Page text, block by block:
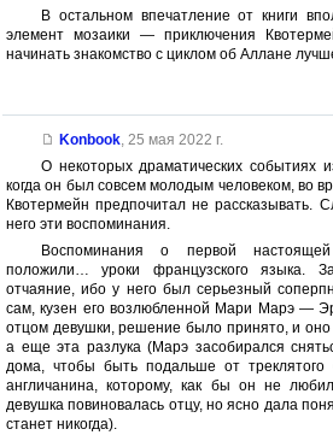
В остальном впечатление от книги
элемент мозаики — приключения
начинать знакомство с циклом об Аллане
Konbook, 25 мая 2022 г.
О некоторых драматических событиях
когда он был совсем молодым человеком, во
Квотермейн предпочитал не
него эти воспоминания.
Воспоминания о первой
положили… уроки французского языка.
отчаяние, ибо у него был серьезный
сам, кузен его возлюбленной Мари Марэ —
отцом девушки, решение было принято, и
а еще эта разлука (Марэ засобирался
дома, чтобы быть подальше от треклятого
англичанина, которому, как бы он не
девушка повиновалась отцу, но ясно дала
станет никогда).